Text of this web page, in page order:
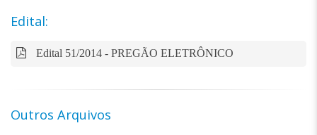
Edital:
Edital 51/2014 - PREGÃO ELETRÔNICO
Outros Arquivos